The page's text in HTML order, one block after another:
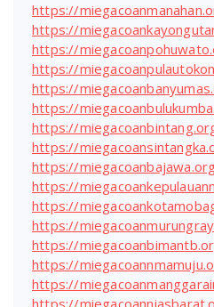
https://
https://
https://
https://
https://
https://
https://
https://
https://
https://
https://
https://
https://
https://
https://